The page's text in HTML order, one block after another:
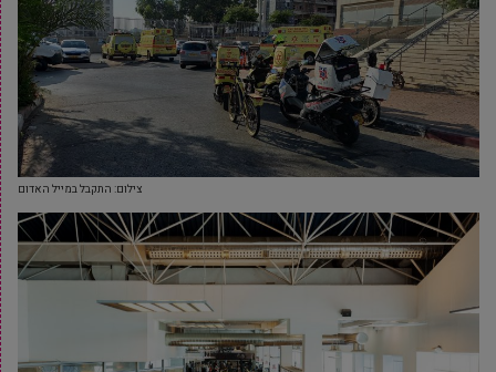
צילום: התקבל במייל האדום